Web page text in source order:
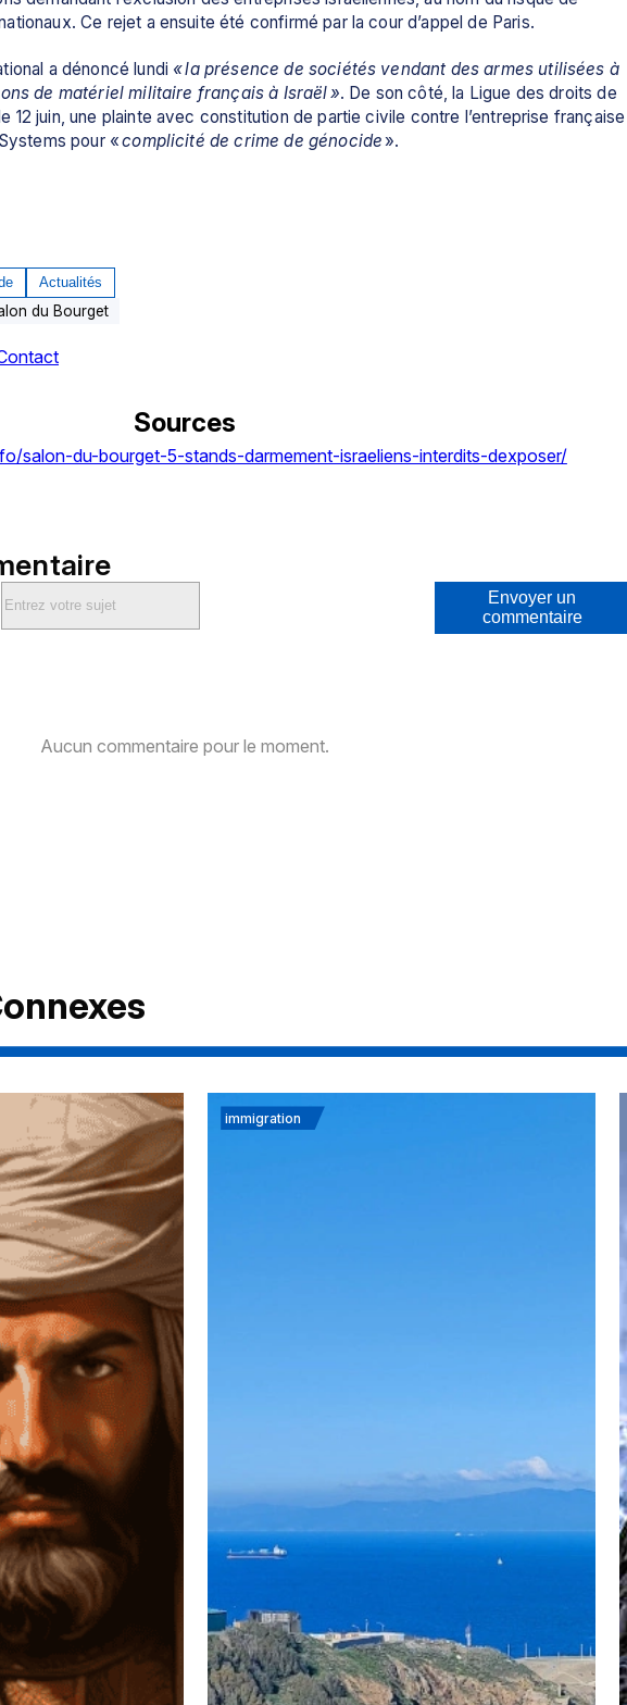
Ce rejet a ensuite été confirmé par la cour d’appel de Paris.
a dénoncé lundi « la présence de sociétés vendant des armes utilisées à
de matériel militaire français à Israël ». De son côté, la Ligue des droits de
12 juin, une plainte avec constitution de partie civile contre l’entreprise française
pour « complicité de crime de génocide ».
Actualités
du Bourget
Sources
salon-du-bourget-5-stands-darmement-israeliens-interdits-dexposer/
Envoyer un
commentaire
Aucun commentaire pour le moment.
immigration